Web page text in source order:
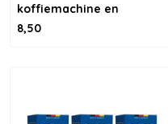
koffiemachine en
stoomoven
8,50